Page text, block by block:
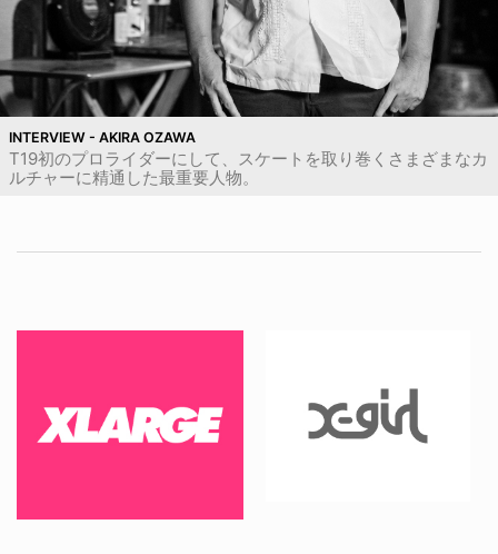
INTERVIEW - AKIRA OZAWA
T19初のプロライダーにして、スケートを取り巻くさまざまなカ
ルチャーに精通した最重要人物。